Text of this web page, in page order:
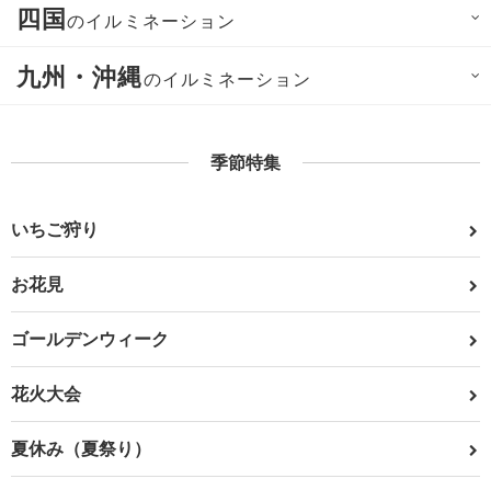
四国のイルミネーション
九州・沖縄のイルミネーション
季節特集
いちご狩り
お花見
ゴールデンウィーク
花火大会
夏休み（夏祭り）